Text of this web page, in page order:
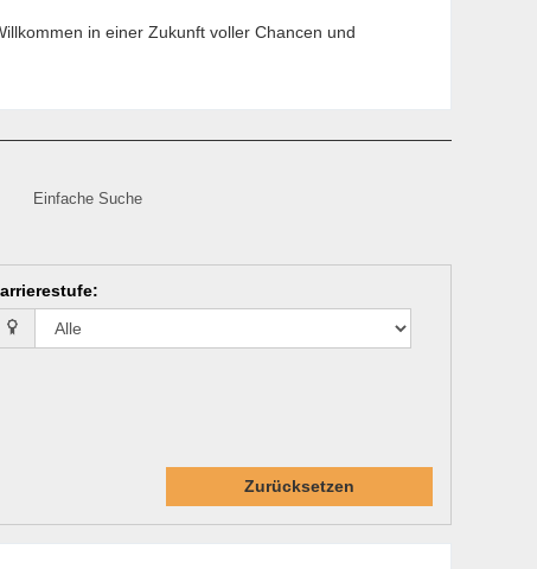
in einer Zukunft voller Chancen und
Einfache Suche
:
Zurücksetzen